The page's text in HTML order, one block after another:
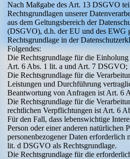
Nach Maßgabe des Art. 13 DSGVO
Rechtsgrundlagen unserer
aus dem Geltungsbereich der
(DSGVO), d.h. der EU und des EWG
Rechtsgrundlage in der
Folgendes:
Die Rechtsgrundlage für die
Art. 6 Abs. 1 lit. a und Art. 7 DSGVO;
Die Rechtsgrundlage für die
Leistungen und Durchführung
Beantwortung von Anfragen ist Art. 6
Die Rechtsgrundlage für die
rechtlichen Verpflichtungen ist Art. 6
Für den Fall, dass lebenswichtige
Person oder einer anderen natürlichen
personenbezogener Daten erforderlich
lit. d DSGVO als Rechtsgrundlage.
Die Rechtsgrundlage für die